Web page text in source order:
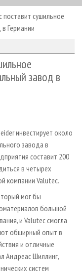
поставит сушильное
Германии
завод в
инвестирует около
завода в
составит 200
в четырех
компании Valutec.
мог бы
большой
и Valutec смогла
обширный опыт в
и отличные
Андреас Шиллинг,
систем